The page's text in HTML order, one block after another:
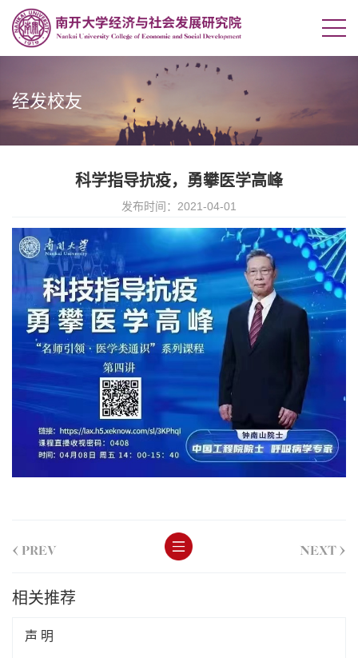
经发校友
科学指导抗疫，勇攀医学高峰
发布时间：2021-04-01
< PREV NEXT >
相关推荐
声 明